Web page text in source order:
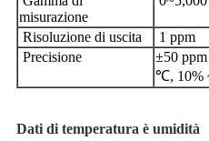
misurazione
Risoluzione di uscita
1 ppm
Precisione
±50
℃, 10%
Dati di temperatura è umidità